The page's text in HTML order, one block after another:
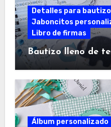
Detalles para bautizo
Jaboncitos
Libro de firmas
Bautizo lleno de
Álbum personalizado